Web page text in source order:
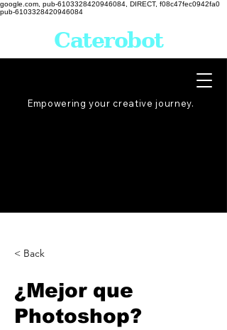
google.com, pub-6103328420946084, DIRECT, f08c47fec0942fa0
pub-6103328420946084
Empowering your creative journey.
Caterobot
< Back
¿Mejor que
Photoshop?